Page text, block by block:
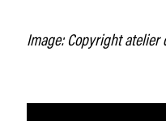
Image: Copyright